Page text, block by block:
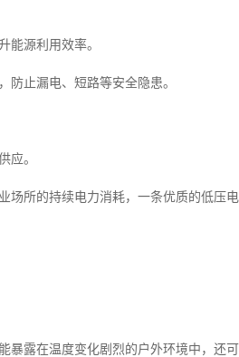
能源利用效率。
防止漏电、短路等安全隐患。
应。
所的持续电力消耗，一条优质的低压
露在温度变化剧烈的户外环境中，还